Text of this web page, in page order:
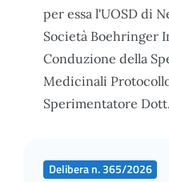
per essa l'UOSD di
Società Boehringer
Conduzione della
Medicinali
Sperimentatore
Delibera n. 365/2026